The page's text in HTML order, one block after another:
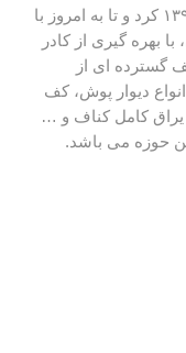
فروشگاه دکورکالا فعالیت خود را از سال ۱۳۹۰ کرد و تا به امروز با
بهره گیری از کادر
گسترده ای از
دیوار پوش، کف
کامل کناف و …
حوزه می باشد.